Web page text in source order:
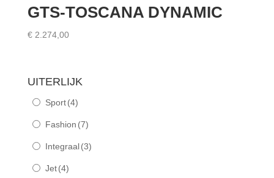
GTS-TOSCANA DYNAMIC
€2.274,00
UITERLIJK
Sport (4)
Fashion (7)
Integraal (3)
Jet (4)